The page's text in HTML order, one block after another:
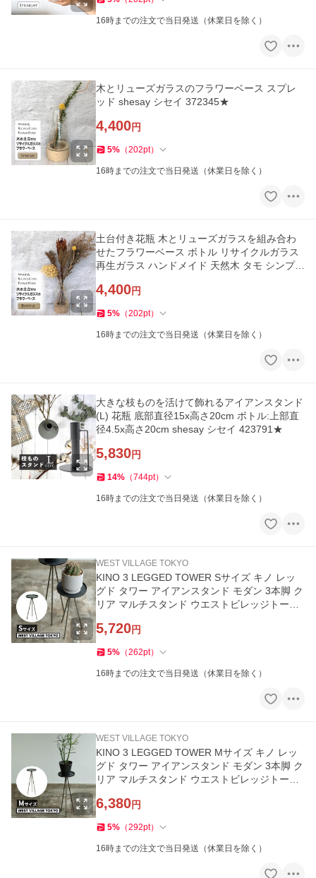
16時までの注文で当日発送（休業日を除く）
木とリューズガラスのフラワーベース スプレ
ッド shesay シセイ 372345★
4,400円
5% （202pt）
16時までの注文で当日発送（休業日を除く）
土台付き花瓶 木とリューズガラスを組み合わ
せたフラワーベース ボトル リサイクルガラス
再生ガラス ハンドメイド 天然木 タモ シンプル
4,400円
5% （202pt）
16時までの注文で当日発送（休業日を除く）
大きな枝ものを活けて飾れるアイアンスタンド
(L) 花瓶 底部直径15x高さ20cm ボトル:上部直
径4.5x高さ20cm shesay シセイ 423791★
5,830円
14% （744pt）
16時までの注文で当日発送（休業日を除く）
WEST VILLAGE TOKYO
KINO 3 LEGGED TOWER Sサイズ キノ レッ
グド タワー アイアンスタンド モダン 3本脚 ク
リア マルチスタンド ウエストビレッジトーキ
5,720円
5% （262pt）
16時までの注文で当日発送（休業日を除く）
WEST VILLAGE TOKYO
KINO 3 LEGGED TOWER Mサイズ キノ レッ
グド タワー アイアンスタンド モダン 3本脚 ク
リア マルチスタンド ウエストビレッジトーキ
6,380円
5% （292pt）
16時までの注文で当日発送（休業日を除く）